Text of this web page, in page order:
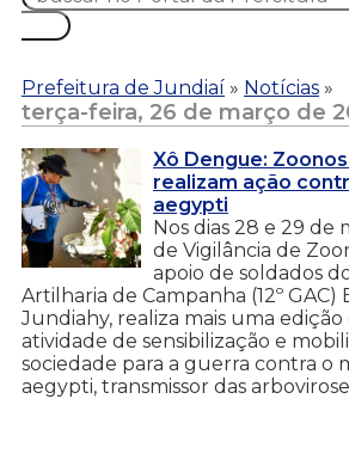
Prefeitura de Jundiaí » Notícias »
terça-feira, 26 de março de
Xô Dengue:
realizam ação
aegypti
Nos dias 28 e 29 de
de Vigilância de
apoio de soldados
Artilharia de Campanha (12º GAC)
Jundiahy, realiza mais uma edição
atividade de sensibilização e
sociedade para a guerra contra o
aegypti, transmissor das